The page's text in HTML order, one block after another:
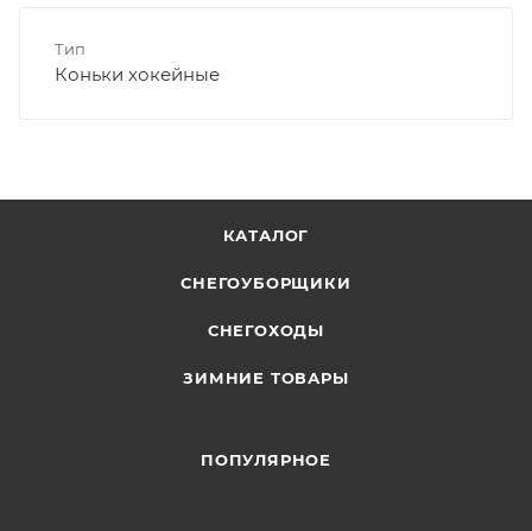
Тип
Коньки хокейные
КАТАЛОГ
СНЕГОУБОРЩИКИ
СНЕГОХОДЫ
ЗИМНИЕ ТОВАРЫ
ПОПУЛЯРНОЕ